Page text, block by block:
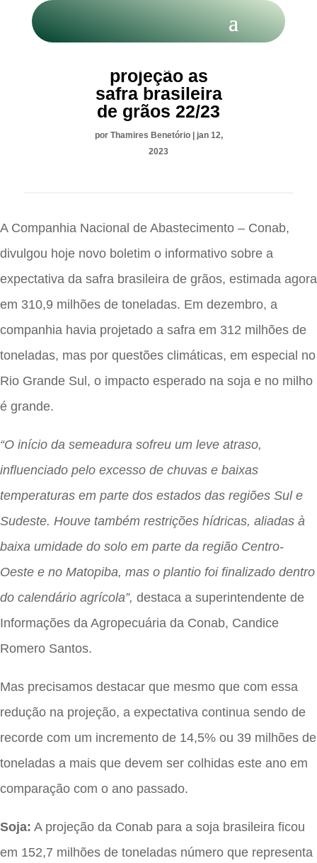
projeção as
safra brasileira
de grãos 22/23
por Thamires Benetório| jan 12,
2023
A Companhia Nacional de Abastecimento – Conab,
divulgou hoje novo boletim o informativo sobre a
expectativa da safra brasileira de grãos, estimada agora
em 310,9 milhões de toneladas. Em dezembro, a
companhia havia projetado a safra em 312 milhões de
toneladas, mas por questões climáticas, em especial no
Rio Grande Sul, o impacto esperado na soja e no milho
é grande.
“O início da semeadura sofreu um leve atraso,
influenciado pelo excesso de chuvas e baixas
temperaturas em parte dos estados das regiões Sul e
Sudeste. Houve também restrições hídricas, aliadas à
baixa umidade do solo em parte da região Centro-
Oeste e no Matopiba, mas o plantio foi finalizado dentro
do calendário agrícola”, destaca a superintendente de
Informações da Agropecuária da Conab, Candice
Romero Santos.
Mas precisamos destacar que mesmo que com essa
redução na projeção, a expectativa continua sendo de
recorde com um incremento de 14,5% ou 39 milhões de
toneladas a mais que devem ser colhidas este ano em
comparação com o ano passado.
Soja: A projeção da Conab para a soja brasileira ficou
em 152,7 milhões de toneladas número que representa